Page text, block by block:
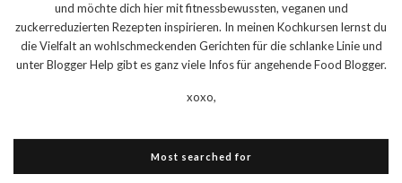
und möchte dich hier mit fitnessbewussten, veganen und
zuckerreduzierten Rezepten inspirieren. In meinen Kochkursen lernst du
die Vielfalt an wohlschmeckenden Gerichten für die schlanke Linie und
unter Blogger Help gibt es ganz viele Infos für angehende Food Blogger.
xoxo,
Most searched for